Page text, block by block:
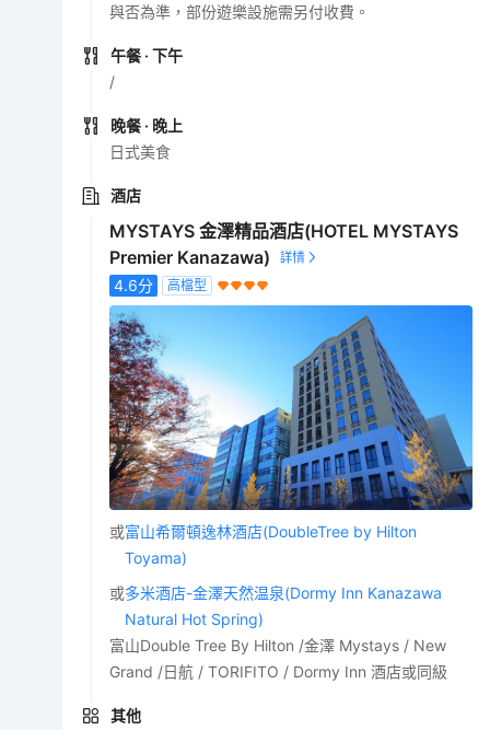
與否為準，部份遊樂設施需另付收費。
午餐 · 下午
/
晚餐 · 晚上
日式美食
酒店
MYSTAYS 金澤精品酒店(HOTEL MYSTAYS
Premier Kanazawa)
4.6分 高檔型
或富山希爾頓逸林酒店(DoubleTree by Hilton
Toyama)
或多米酒店-金澤天然温泉(Dormy Inn Kanazawa
Natural Hot Spring)
富山Double Tree By Hilton /金澤 Mystays / New
Grand /日航 / TORIFITO / Dormy Inn 酒店或同級
其他